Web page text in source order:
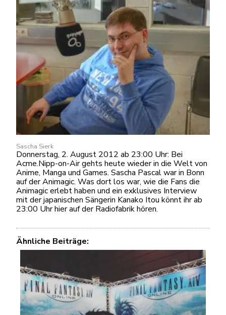
Sascha Sierk
Donnerstag, 2. August 2012 ab 23:00 Uhr: Bei
Acme.Nipp-on-Air gehts heute wieder in die Welt von
Anime, Manga und Games. Sascha Pascal war in Bonn
auf der Animagic. Was dort los war, wie die Fans die
Animagic erlebt haben und ein exklusives Interview
mit der japanischen Sängerin Kanako Itou könnt ihr ab
23:00 Uhr hier auf der Radiofabrik hören.
Ähnliche Beiträge: